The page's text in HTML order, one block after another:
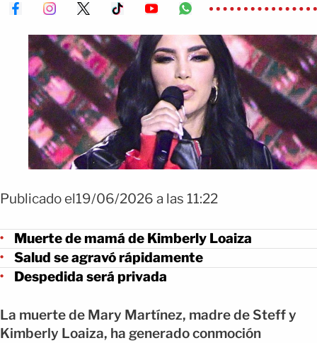
Publicado el19/06/2026 a las 11:22
Muerte de mamá de Kimberly Loaiza
Salud se agravó rápidamente
Despedida será privada
La muerte de Mary Martínez, madre de Steff y
Kimberly Loaiza, ha generado conmoción